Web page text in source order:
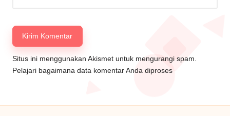
Situs ini menggunakan Akismet untuk mengurangi spam.
Pelajari bagaimana data komentar Anda diproses